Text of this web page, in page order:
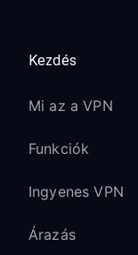
Kezdés
Mi az a VPN
Funkciók
Ingyenes VPN
Árazás